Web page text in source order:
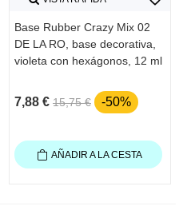
Base Rubber Crazy Mix 02
DE LA RO, base decorativa,
violeta con hexágonos, 12 ml
7,88 € 15,75 € -50%
AÑADIR A LA CESTA